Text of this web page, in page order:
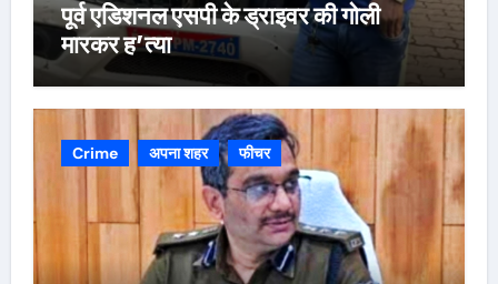
पूर्व एडिशनल एसपी के ड्राइवर की गोली
मारकर ह’त्या
Crime अपना शहर फीचर